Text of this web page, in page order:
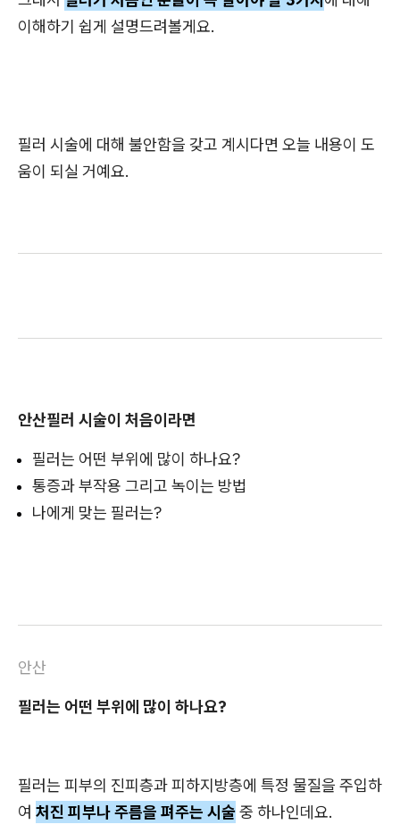
이해하기 쉽게 설명드려볼게요.
필러 시술에 대해 불안함을 갖고 계시다면 오늘 내용이 도
움이 되실 거예요.
안산필러 시술이 처음이라면
필러는 어떤 부위에 많이 하나요?
통증과 부작용 그리고 녹이는 방법
나에게 맞는 필러는?
안산
필러는 어떤 부위에 많이 하나요?
필러는 피부의 진피층과 피하지방층에 특정 물질을 주입하
여 처진 피부나 주름을 펴주는 시술중 하나인데요.